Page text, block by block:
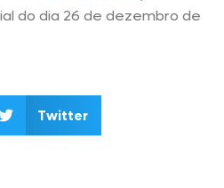
do dia 26 de dezembro de
Twitter